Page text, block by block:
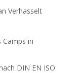
Verhasselt
in
DIN EN ISO